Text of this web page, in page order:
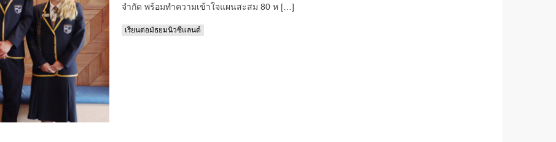
จำกัด พร้อมทำความเข้าใจแผนสะสม 80 ห […]
เรียนต่อมัธยมนิวซีแลนด์